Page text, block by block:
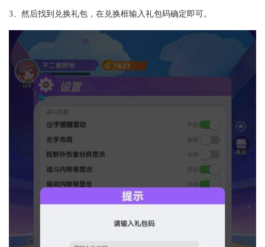
3、然后找到兑换礼包，在兑换框输入礼包码确定即可。